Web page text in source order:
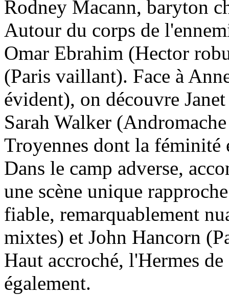
Rodney Macann, baryton
Autour du corps de
Omar Ebrahim (Hector
(Paris vaillant). Face à
évident), on découvre
Sarah Walker
Troyennes dont la féminité
Dans le camp adverse,
une scène unique
fiable, remarquablement
mixtes) et John Hancorn
Haut accroché, l'Hermes
également.